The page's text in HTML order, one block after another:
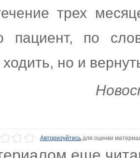
трех
пациент, по
но и
Авторизуйтесьдля оценки